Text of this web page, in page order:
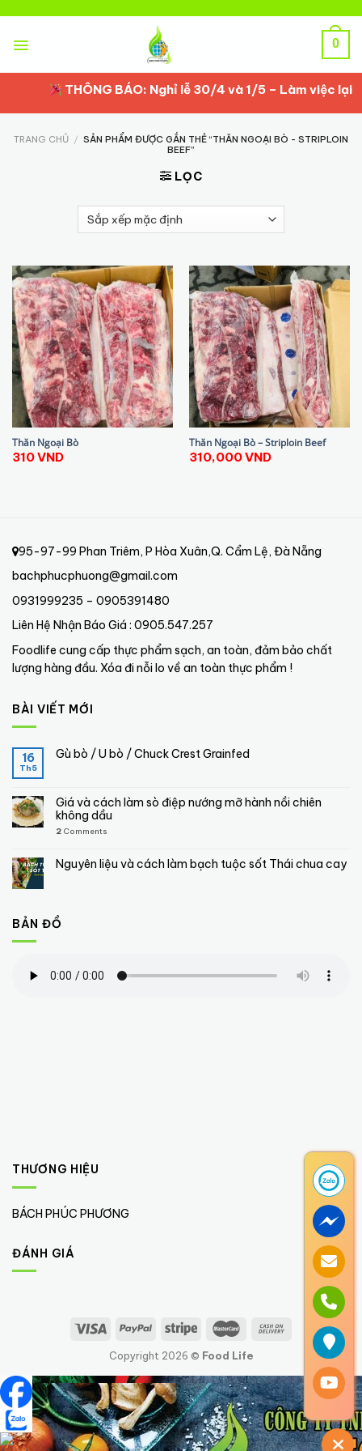
content
0
THÔNG BÁO: Nghỉ lễ 30/4 và 1/5 – Làm việc lại
TRANG CHỦ / SẢN PHẨM ĐƯỢC GẮN THẺ “THĂN NGOẠI BÒ - STRIPLOIN
BEEF”
LỌC
Thăn Ngoại Bò
310VND
Thăn Ngoại Bò – Striploin Beef
310,000VND
95-97-99 Phan Triêm, P Hòa Xuân,Q. Cẩm Lệ, Đà Nẵng
bachphucphuong@gmail.com
0931999235 – 0905391480
Liên Hệ Nhận Báo Giá : 0905.547.257
Foodlife cung cấp thực phẩm sạch, an toàn, đảm bảo chất
lượng hàng đầu. Xóa đi nỗi lo về an toàn thực phẩm !
BÀI VIẾT MỚI
16
Th5
Gù bò / U bò / Chuck Crest Grainfed
Giá và cách làm sò điệp nướng mỡ hành nồi chiên
không dầu
2 Comments
Nguyên liệu và cách làm bạch tuộc sốt Thái chua cay
BẢN ĐỒ
THƯƠNG HIỆU
BÁCH PHÚC PHƯƠNG (2)
ĐÁNH GIÁ
Copyright 2026 © Food Life